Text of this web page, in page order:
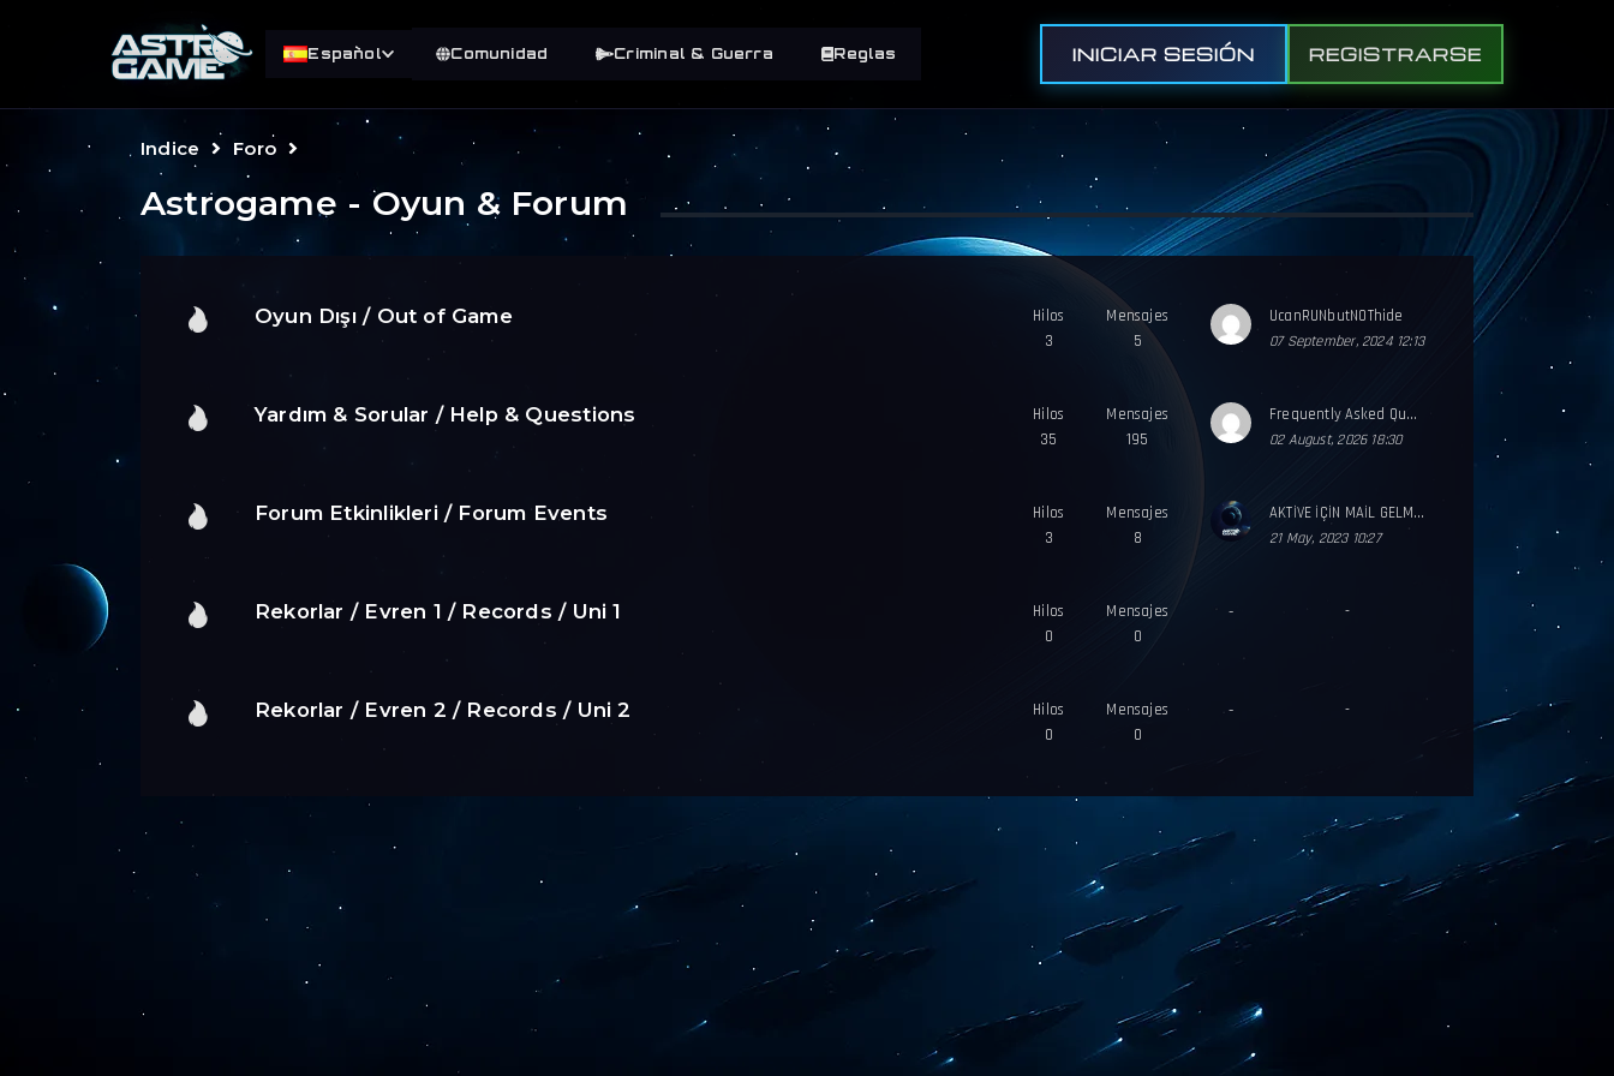
Español Comunidad Criminal & Guerra Reglas INICIAR SESIÓN REGISTRARSE
Indice Foro
Astrogame - Oyun & Forum
Oyun Dışı / Out of Game
Hilos
3
Mensajes
5
UcanRUNbutNOThide
07 September, 2024 12:13
Yardım & Sorular / Help & Questions
Hilos
35
Mensajes
195
Frequently Asked Questions / Sık Sorulan Sorular
02 August, 2026 18:30
Forum Etkinlikleri / Forum Events
Hilos
3
Mensajes
8
AKTİVE İÇİN MAİL GELMİYOR
21 May, 2023 10:27
Rekorlar / Evren 1 / Records / Uni 1
Hilos
0
Mensajes
0
- -
Rekorlar / Evren 2 / Records / Uni 2
Hilos
0
Mensajes
0
- -